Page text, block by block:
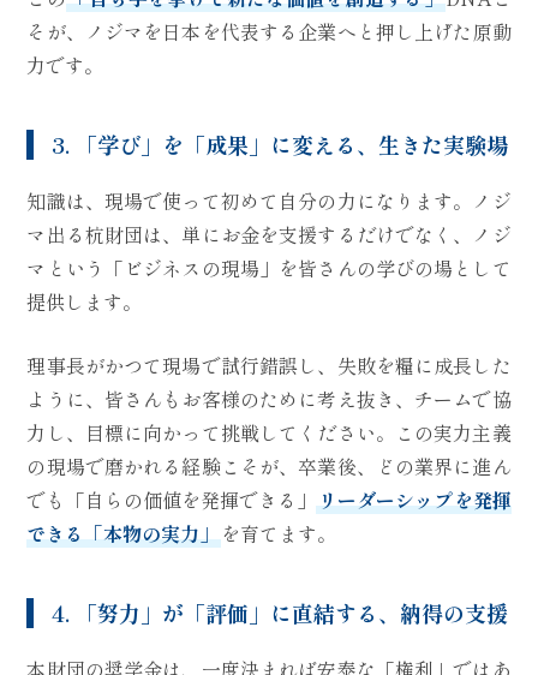
そが、ノジマを日本を代表する企業へと押し上げた原動
力です。
3. 「学び」を「成果」に変える、生きた実験場
知識は、現場で使って初めて自分の力になります。ノジ
マ出る杭財団は、単にお金を支援するだけでなく、ノジ
マという「ビジネスの現場」を皆さんの学びの場として
提供します。
理事長がかつて現場で試行錯誤し、失敗を糧に成長した
ように、皆さんもお客様のために考え抜き、チームで協
力し、目標に向かって挑戦してください。この実力主義
の現場で磨かれる経験こそが、卒業後、どの業界に進ん
でも「自らの価値を発揮できる」リーダーシップを発揮
できる「本物の実力」を育てます。
4. 「努力」が「評価」に直結する、納得の支援
本財団の奨学金は、一度決まれば安泰な「権利」ではあ